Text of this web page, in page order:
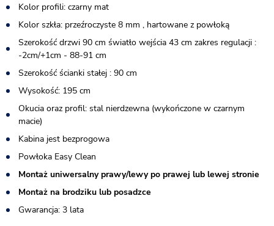
Kolor profili: czarny mat
Kolor szkła: przeźroczyste 8 mm , hartowane z powłoką
Szerokość drzwi 90 cm światło wejścia 43 cm zakres regulacji :
-2cm/+1cm - 88-91 cm
Szerokość ścianki stałej : 90 cm
Wysokość: 195 cm
Okucia oraz profil: stal nierdzewna (wykończone w czarnym
macie)
Kabina jest bezprogowa
Powłoka Easy Clean
Montaż uniwersalny prawy/lewy po prawej lub lewej stronie
Montaż na brodziku lub posadzce
Gwarancja: 3 lata